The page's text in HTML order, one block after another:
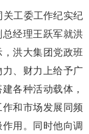
工委工作纪实纪
经理王跃军就洪
洪大集团党政班
、财力上给予广
各种活动载体，
和市场发展同频
用。同时他向调